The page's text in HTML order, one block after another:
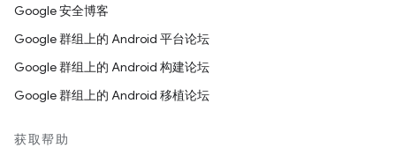
Google 安全博客
Google 群组上的 Android 平台论坛
Google 群组上的 Android 构建论坛
Google 群组上的 Android 移植论坛
获取帮助